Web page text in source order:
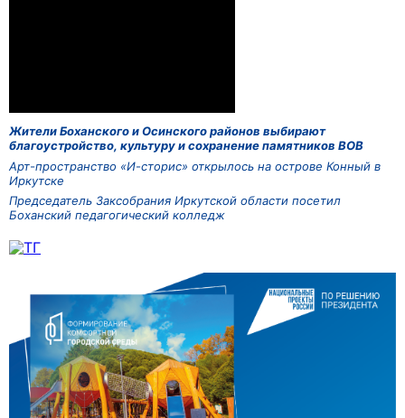
Жители Боханского и Осинского районов выбирают
благоустройство, культуру и сохранение памятников ВОВ
Арт-пространство «И-сторис» открылось на острове Конный в
Иркутске
Председатель Заксобрания Иркутской области посетил
Боханский педагогический колледж